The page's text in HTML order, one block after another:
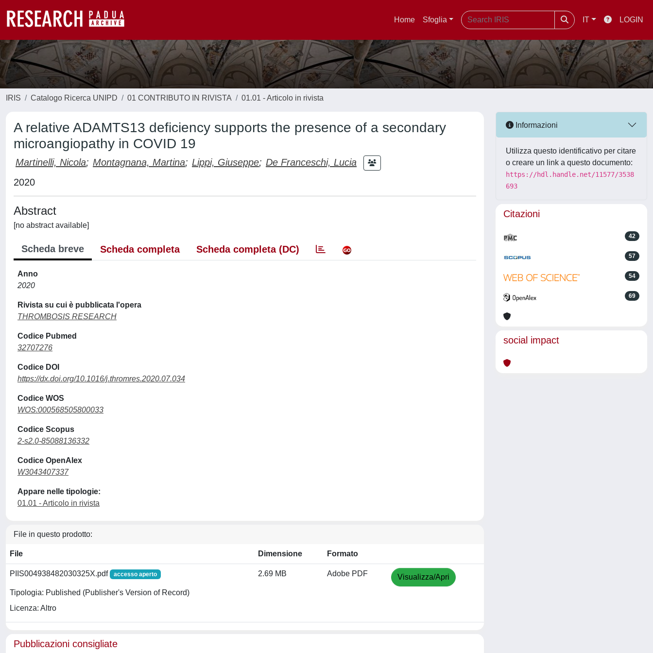
Home Sfoglia IT LOGIN
IRIS Catalogo Ricerca UNIPD 01 CONTRIBUTO IN RIVISTA 01.01 - Articolo in rivista
A relative ADAMTS13 deficiency supports the presence of a secondary
microangiopathy in COVID 19
Martinelli, Nicola; Montagnana, Martina; Lippi, Giuseppe; De Franceschi, Lucia
2020
Abstract
[no abstract available]
Scheda breve Scheda completa Scheda completa (DC)
Anno
2020
Rivista su cui è pubblicata l'opera
THROMBOSIS RESEARCH
Codice Pubmed
32707276
Codice DOI
https://dx.doi.org/10.1016/j.thromres.2020.07.034
Codice WOS
WOS:000568505800033
Codice Scopus
2-s2.0-85088136332
Codice OpenAlex
W3043407337
Appare nelle tipologie:
01.01 - Articolo in rivista
File in questo prodotto:
File Dimensione Formato
PIIS004938482030325X.pdf accesso aperto
Tipologia: Published (Publisher's Version of Record)
Licenza: Altro
2.69 MB Adobe PDF Visualizza/Apri
Pubblicazioni consigliate
Informazioni
Utilizza questo identificativo per citare
o creare un link a questo documento:
https://hdl.handle.net/11577/3538
693
Citazioni
42
57
54
69
social impact